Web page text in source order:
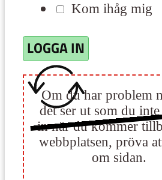
Kom ihåg mig
LOGGA IN
Om du har problem
det ser ut som du
in när du kommer
webbplatsen, pröva
om sidan.